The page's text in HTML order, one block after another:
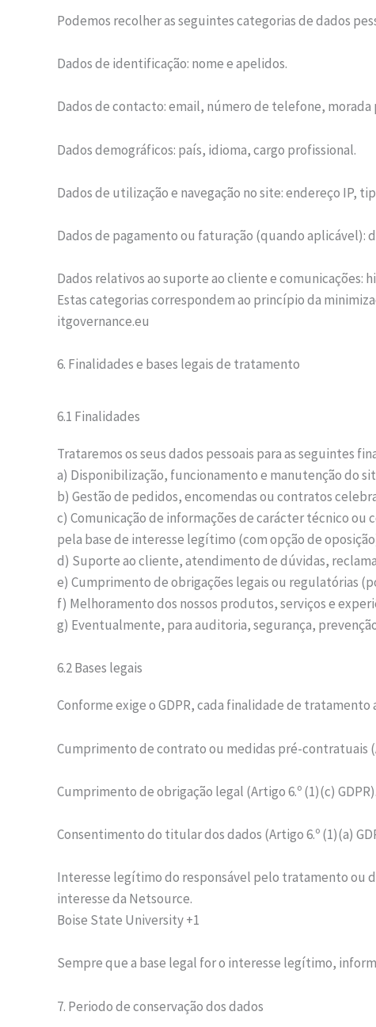
Podemos recolher as seguintes categorias de dados
Dados de identificação: nome e apelidos.
Dados de contacto: email, número de telefone,
Dados demográficos: país, idioma, cargo profissional.
Dados de utilização e navegação no site: endereço IP,
Dados de pagamento ou faturação (quando aplicável):
Dados relativos ao suporte ao cliente e comunicações:
Estas categorias correspondem ao princípio da
itgovernance.eu
6. Finalidades e bases legais de tratamento
6.1 Finalidades
Trataremos os seus dados pessoais para as seguintes
a) Disponibilização, funcionamento e manutenção do
b) Gestão de pedidos, encomendas ou contratos
c) Comunicação de informações de carácter técnico
pela base de interesse legítimo (com opção de
d) Suporte ao cliente, atendimento de dúvidas,
e) Cumprimento de obrigações legais ou regulatórias
f) Melhoramento dos nossos produtos, serviços e
g) Eventualmente, para auditoria, segurança,
6.2 Bases legais
Conforme exige o GDPR, cada finalidade de
Cumprimento de contrato ou medidas pré-contratuais
Cumprimento de obrigação legal (Artigo 6.º (1)(c) GDPR).
Consentimento do titular dos dados (Artigo 6.º (1)(a)
Interesse legítimo do responsável pelo tratamento ou
interesse da Netsource.
Boise State University +1
Sempre que a base legal for o interesse legítimo,
7. Periodo de conservação dos dados